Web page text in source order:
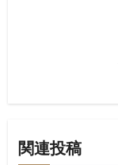
関連投稿